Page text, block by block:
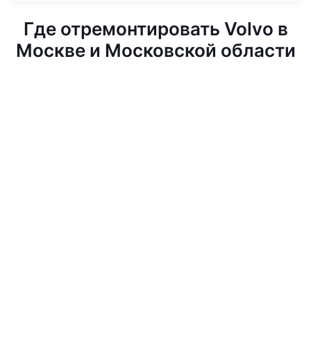
Где отремонтировать Volvo в
Москве и Московской области